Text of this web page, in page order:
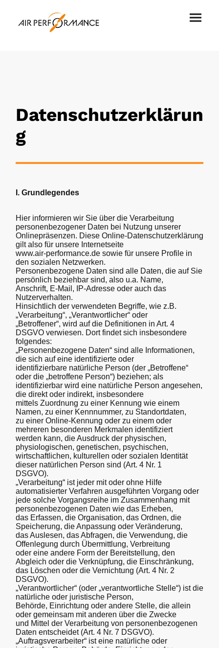
Datenschutzerklärun
g
I. Grundlegendes
Hier informieren wir Sie über die Verarbeitung
personenbezogener Daten bei Nutzung unserer
Onlinepräsenzen. Diese Online-Datenschutzerklärung
gilt also für unsere Internetseite
www.air-performance.de sowie für unsere Profile in
den sozialen Netzwerken.
Personenbezogene Daten sind alle Daten, die auf Sie
persönlich beziehbar sind, also u.a. Name,
Anschrift, E-Mail, IP-Adresse oder auch das
Nutzerverhalten.
Hinsichtlich der verwendeten Begriffe, wie z.B.
„Verarbeitung“, „Verantwortlicher“ oder
„Betroffener“, wird auf die Definitionen in Art. 4
DSGVO verwiesen. Dort findet sich insbesondere
folgendes:
„Personenbezogene Daten“ sind alle Informationen,
die sich auf eine identifizierte oder
identifizierbare natürliche Person (der „Betroffene“
oder die „betroffene Person“) beziehen; als
identifizierbar wird eine natürliche Person angesehen,
die direkt oder indirekt, insbesondere
mittels Zuordnung zu einer Kennung wie einem
Namen, zu einer Kennnummer, zu Standortdaten,
zu einer Online-Kennung oder zu einem oder
mehreren besonderen Merkmalen identifiziert
werden kann, die Ausdruck der physischen,
physiologischen, genetischen, psychischen,
wirtschaftlichen, kulturellen oder sozialen Identität
dieser natürlichen Person sind (Art. 4 Nr. 1
DSGVO).
„Verarbeitung“ ist jeder mit oder ohne Hilfe
automatisierter Verfahren ausgeführten Vorgang oder
jede solche Vorgangsreihe im Zusammenhang mit
personenbezogenen Daten wie das Erheben,
das Erfassen, die Organisation, das Ordnen, die
Speicherung, die Anpassung oder Veränderung,
das Auslesen, das Abfragen, die Verwendung, die
Offenlegung durch Übermittlung, Verbreitung
oder eine andere Form der Bereitstellung, den
Abgleich oder die Verknüpfung, die Einschränkung,
das Löschen oder die Vernichtung (Art. 4 Nr. 2
DSGVO).
„Verantwortlicher“ (oder „verantwortliche Stelle“) ist die
natürliche oder juristische Person,
Behörde, Einrichtung oder andere Stelle, die allein
oder gemeinsam mit anderen über die Zwecke
und Mittel der Verarbeitung von personenbezogenen
Daten entscheidet (Art. 4 Nr. 7 DSGVO).
„Auftragsverarbeiter“ ist eine natürliche oder